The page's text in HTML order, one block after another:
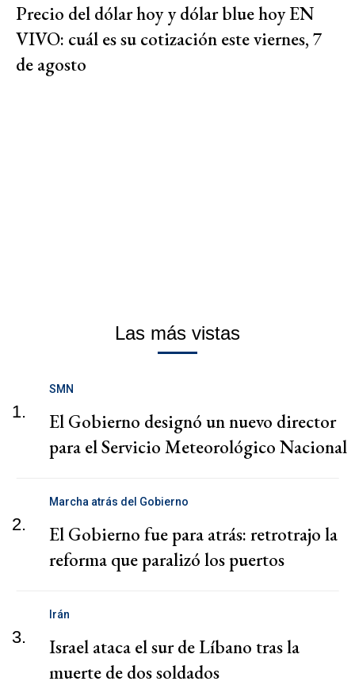
Precio del dólar hoy y dólar blue hoy EN
VIVO: cuál es su cotización este viernes, 7
de agosto
Las más vistas
1.
SMN
El Gobierno designó un nuevo director
para el Servicio Meteorológico Nacional
2.
Marcha atrás del Gobierno
El Gobierno fue para atrás: retrotrajo la
reforma que paralizó los puertos
3.
Irán
Israel ataca el sur de Líbano tras la
muerte de dos soldados